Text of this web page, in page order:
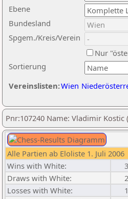
Ebene
Sortierung
Bundesland
Spgem./Kreis/Verein
Nur
Vereinslisten:Wien
Pnr:107240 Name: Vladimir Kostic (
Alle Partien ab Eloliste 1. Juli 2006
Wins with White:
Draws with White:
Losses with White: